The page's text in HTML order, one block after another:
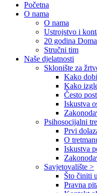
Početna
O nama
O nama
Ustrojstvo i
20 godina
Stručni tim
Naše djelatnosti
Sklonište za
Kako
Kako
Često
Iskustva
Psihosocijalni
Prvi
O
Iskustva
Savjetovalište >
Što činiti
Pravna